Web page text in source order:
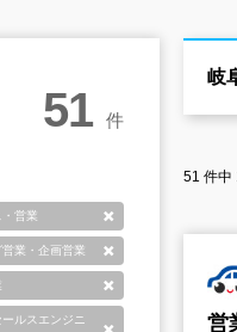
岐
51 件中
営
51 件
営業
業・企画営業
ルスエンジニ